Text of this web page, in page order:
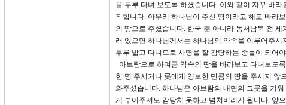
을 두루 다녀 보도록 하셨습니다. 이와 같이 자꾸 바
작합니다. 아무리 하나님이 주신 땅이라고 해도 바라
의 땅으로 주셨습니다. 한국 뿐 아니라 동서남북 전
러 있으면 하나님께서는 하나님의 약속을 이루어주
두루 밟고 다니므로 사명을 잘 감당하는 종들이 되어
아브람으로 하여금 약속의 땅을 바라보고 다녀보도
한 명 주시거나 롯에게 양보한 만큼의 땅을 주시지
와주셨습니다. 하나님은 아브람의 내면의 그릇을 키
게 부어주셔도 감당치 못하고 넘쳐버리게 됩니다. 앞